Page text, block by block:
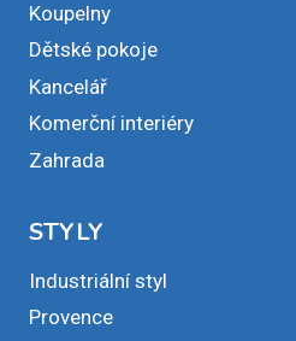
Koupelny
Dětské pokoje
Kancelář
Komerční interiéry
Zahrada
STYLY
Industriální styl
Provence